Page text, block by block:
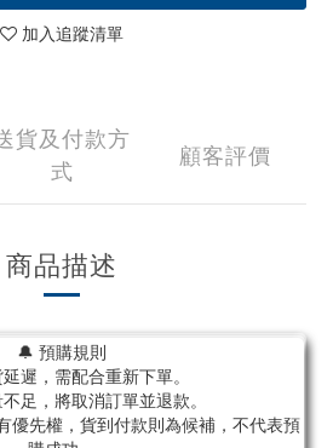
加入追蹤清單
貨及付款方
式
顧客評價
商品描述
🔔 預購規則
遲，需配合重新下單。
足，將取消訂單並退款。
優先權，貨到付款則為候補，不代表預